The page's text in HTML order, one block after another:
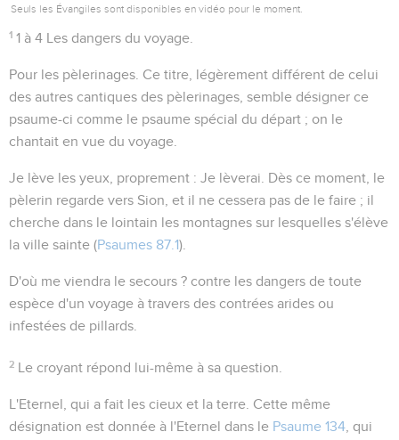
Seuls les Évangiles sont disponibles en vidéo pour le moment.
1 1 à 4 Les dangers du voyage.
Pour les pèlerinages . Ce titre, légèrement différent de celui
des autres cantiques des pèlerinages , semble désigner ce
psaume-ci comme le psaume spécial du départ ; on le
chantait en vue du voyage.
Je lève les yeux , proprement : Je lèverai . Dès ce moment, le
pèlerin regarde vers Sion, et il ne cessera pas de le faire ; il
cherche dans le lointain les montagnes sur lesquelles s'élève
la ville sainte (Psaumes 87.1).
D'où me viendra le secours ? contre les dangers de toute
espèce d'un voyage à travers des contrées arides ou
infestées de pillards.
2 Le croyant répond lui-même à sa question.
L'Eternel, qui a fait les cieux et la terre . Cette même
désignation est donnée à l'Eternel dans le Psaume 134 , qui